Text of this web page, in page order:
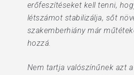
erőfeszítéseket kell tenni,
létszámot stabilizálja, sőt
szakemberhiány már
hozzá.
Nem tartja valószínűnek azt